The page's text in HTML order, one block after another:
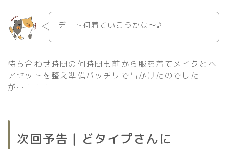
デート何着ていこうかな〜♪
待ち合わせ時間の何時間も前から服を着てメイクとヘ
アセットを整え準備バッチリで出かけたのでした
が…！！！
次回予告｜どタイプさんに